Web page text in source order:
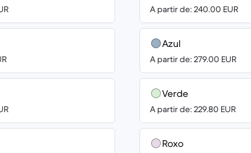
A partir de: 240.00 EUR
Azul
A partir de: 279.00 EUR
Verde
A partir de: 229.80 EUR
Roxo